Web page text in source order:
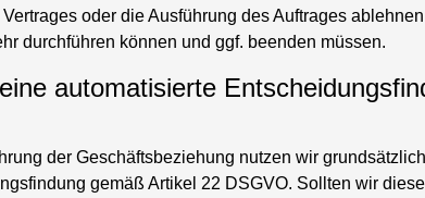
oder die Ausführung des Auftrages
durchführen können und ggf. beenden müssen.
automatisierte
der Geschäftsbeziehung nutzen wir
gemäß Artikel 22 DSGVO. Sollten wir